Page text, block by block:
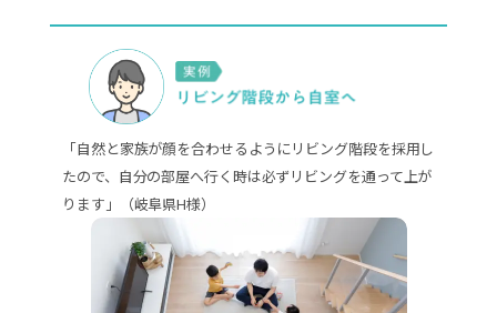
「自然と家族が顔を合わせるようにリビング階段を採用し
たので、自分の部屋へ行く時は必ずリビングを通って上が
ります」（岐阜県H様）